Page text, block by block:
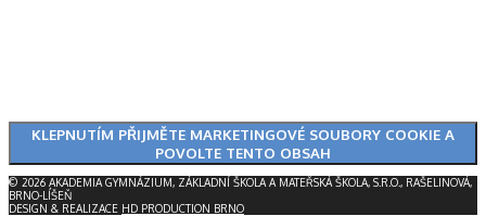
KLEPNUTÍM PŘIJMĚTE MARKETINGOVÉ SOUBORY COOKIE A
POVOLTE TENTO OBSAH
© 2026 AKADEMIA GYMNÁZIUM, ZÁKLADNÍ ŠKOLA A MATEŘSKÁ ŠKOLA, S.R.O., RAŠELINOVÁ,
BRNO-LÍŠEŇ
DESIGN & REALIZACE HD PRODUCTION BRNO